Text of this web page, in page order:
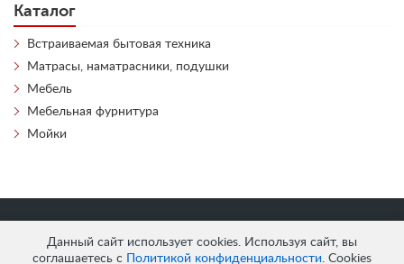
Данный сайт использует cookies. Используя сайт, вы
соглашаетесь с
Политикой конфиденциальности. Cookies
Каталог
Встраиваемая бытовая техника
Матрасы, наматрасники, подушки
Мебель
Мебельная фурнитура
Мойки